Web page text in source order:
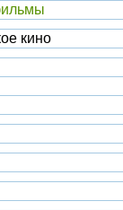
кино